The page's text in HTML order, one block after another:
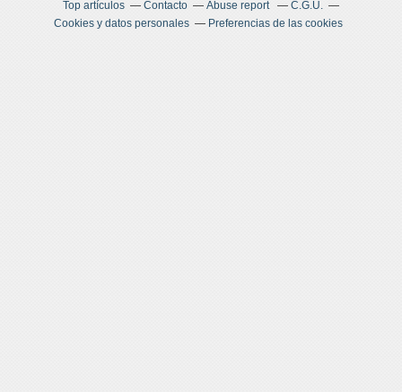
Top artículos
Contacto Abuse report
C.G.U.
Cookies y datos personales
Preferencias de las cookies